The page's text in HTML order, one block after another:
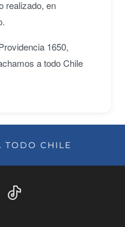
realizado, en
1650,
a todo Chile
TODO CHILE